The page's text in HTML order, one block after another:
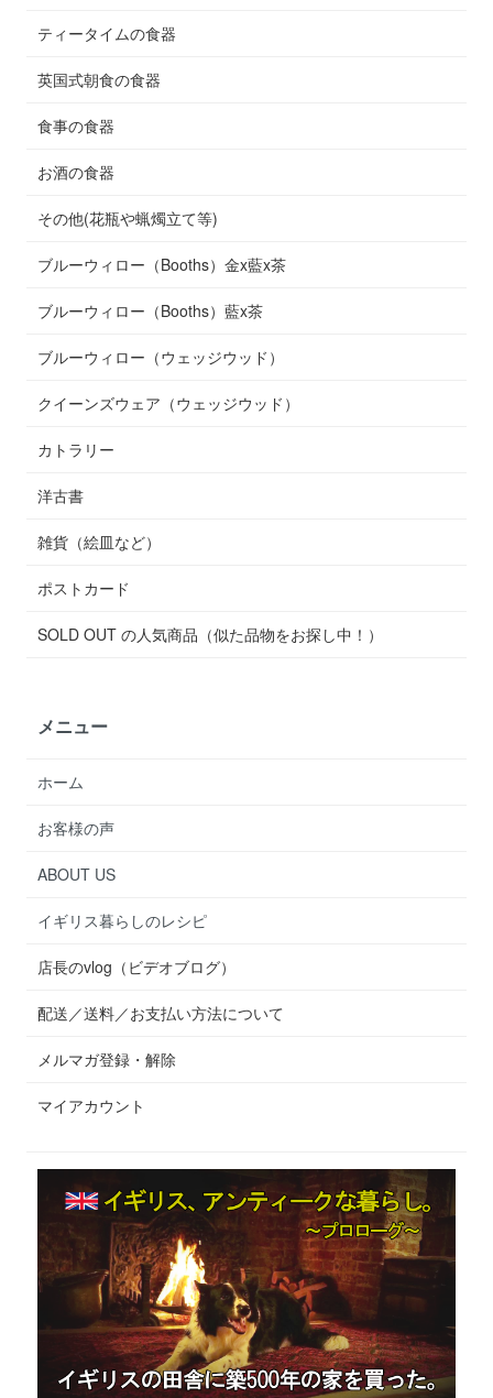
ティータイムの食器
英国式朝食の食器
食事の食器
お酒の食器
その他(花瓶や蝋燭立て等)
ブルーウィロー（Booths）金x藍x茶
ブルーウィロー（Booths）藍x茶
ブルーウィロー（ウェッジウッド）
クイーンズウェア（ウェッジウッド）
カトラリー
洋古書
雑貨（絵皿など）
ポストカード
SOLD OUT の人気商品（似た品物をお探し中！）
メニュー
ホーム
お客様の声
ABOUT US
イギリス暮らしのレシピ
店長のvlog（ビデオブログ）
配送／送料／お支払い方法について
メルマガ登録・解除
マイアカウント